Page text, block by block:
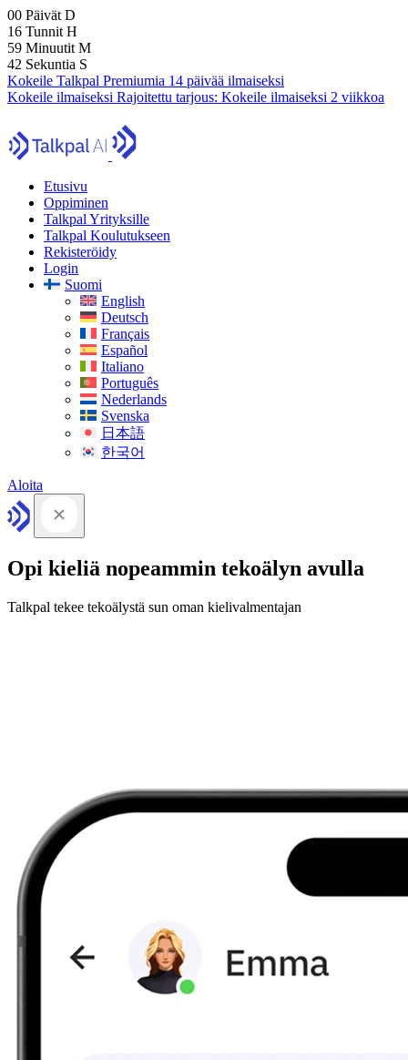
00 Päivät D
16 Tunnit H
59 Minuutit M
41 Sekuntia S
Kokeile Talkpal Premiumia 14 päivää ilmaiseksi
Kokeile ilmaiseksi Rajoitettu tarjous: Kokeile ilmaiseksi 2 viikkoa
Etusivu
Oppiminen
Talkpal Yrityksille
Talkpal Koulutukseen
Rekisteröidy
Login
Suomi
English
Deutsch
Français
Español
Italiano
Português
Nederlands
Svenska
日本語
한국어
Aloita
Opi kieliä nopeammin tekoälyn avulla
Talkpal tekee tekoälystä sun oman kielivalmentajan